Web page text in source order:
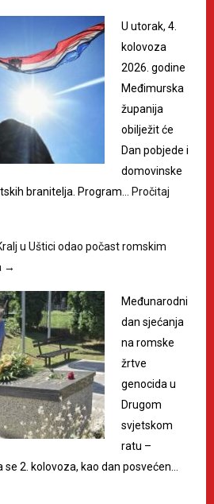
U utorak, 4.
kolovoza
2026. godine
Međimurska
županija
obilježit će
Dan pobjede i
domovinske
branitelja. Program…
Pročitaj
u Uštici odao počast romskim
→
Međunarodni
dan sjećanja
na romske
žrtve
genocida u
Drugom
svjetskom
ratu –
2. kolovoza, kao dan posvećen…